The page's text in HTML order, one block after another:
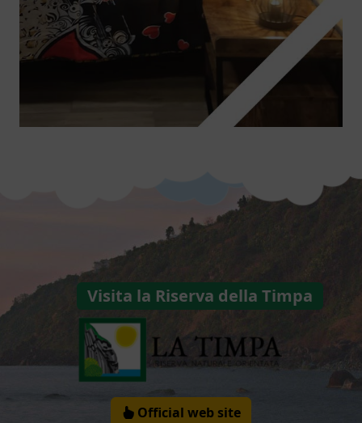
Visita la Riserva della Timpa
Official web site